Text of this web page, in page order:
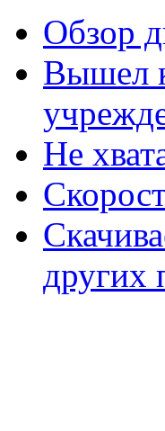
Обзор
Вышел
Не
других